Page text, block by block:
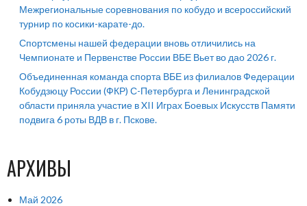
Межрегиональные соревнования по кобудо и всероссийский
турнир по косики-карате-до.
Спортсмены нашей федерации вновь отличились на
Чемпионате и Первенстве России ВБЕ Вьет во дао 2026 г.
Объединенная команда спорта ВБЕ из филиалов Федерации
Кобудзюцу России (ФКР) С-Петербурга и Ленинградской
области приняла участие в XII Играх Боевых Искусств Памяти
подвига 6 роты ВДВ в г. Пскове.
АРХИВЫ
Май 2026